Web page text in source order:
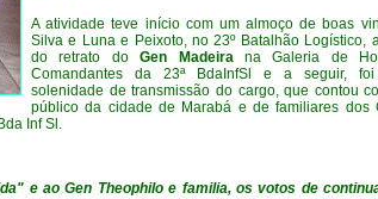
A atividade teve início com um almoço de boas
Silva e Luna e Peixoto, no 23º Batalhão Logístico,
do retrato doGen Madeirana Galeria de
Comandantes da 23ª BdaInfSl e a seguir,
solenidade de transmissão do cargo, que contou
público da cidade de Marabá e de familiares dos
Inf Sl.
e ao Gen Theophilo e familia, os votos de